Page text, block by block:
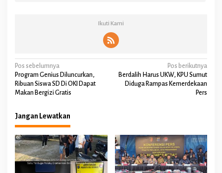
Ikuti Kami
N
a
v
i
g
a
s
i
Pos sebelumnya
Program Genius Diluncurkan,
Ribuan Siswa SD Di OKI Dapat
Makan Bergizi Gratis
Pos berikutnya
Berdalih Harus UKW, KPU Sumut
Diduga Rampas Kemerdekaan
Pers
Jangan Lewatkan